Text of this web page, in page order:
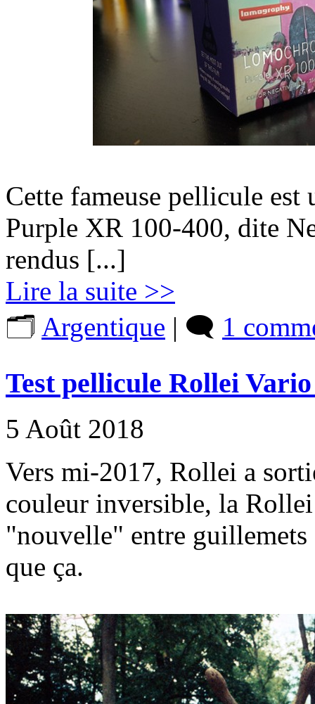
Cette fameuse pellicule
Purple XR 100-400, dite
rendus [...]
Lire la suite >>
🗂️ Argentique | 🗨️ 1
Test pellicule Rollei
5 Août 2018
Vers mi-2017, Rollei a
couleur inversible, la
"nouvelle" entre guillemets
que ça.